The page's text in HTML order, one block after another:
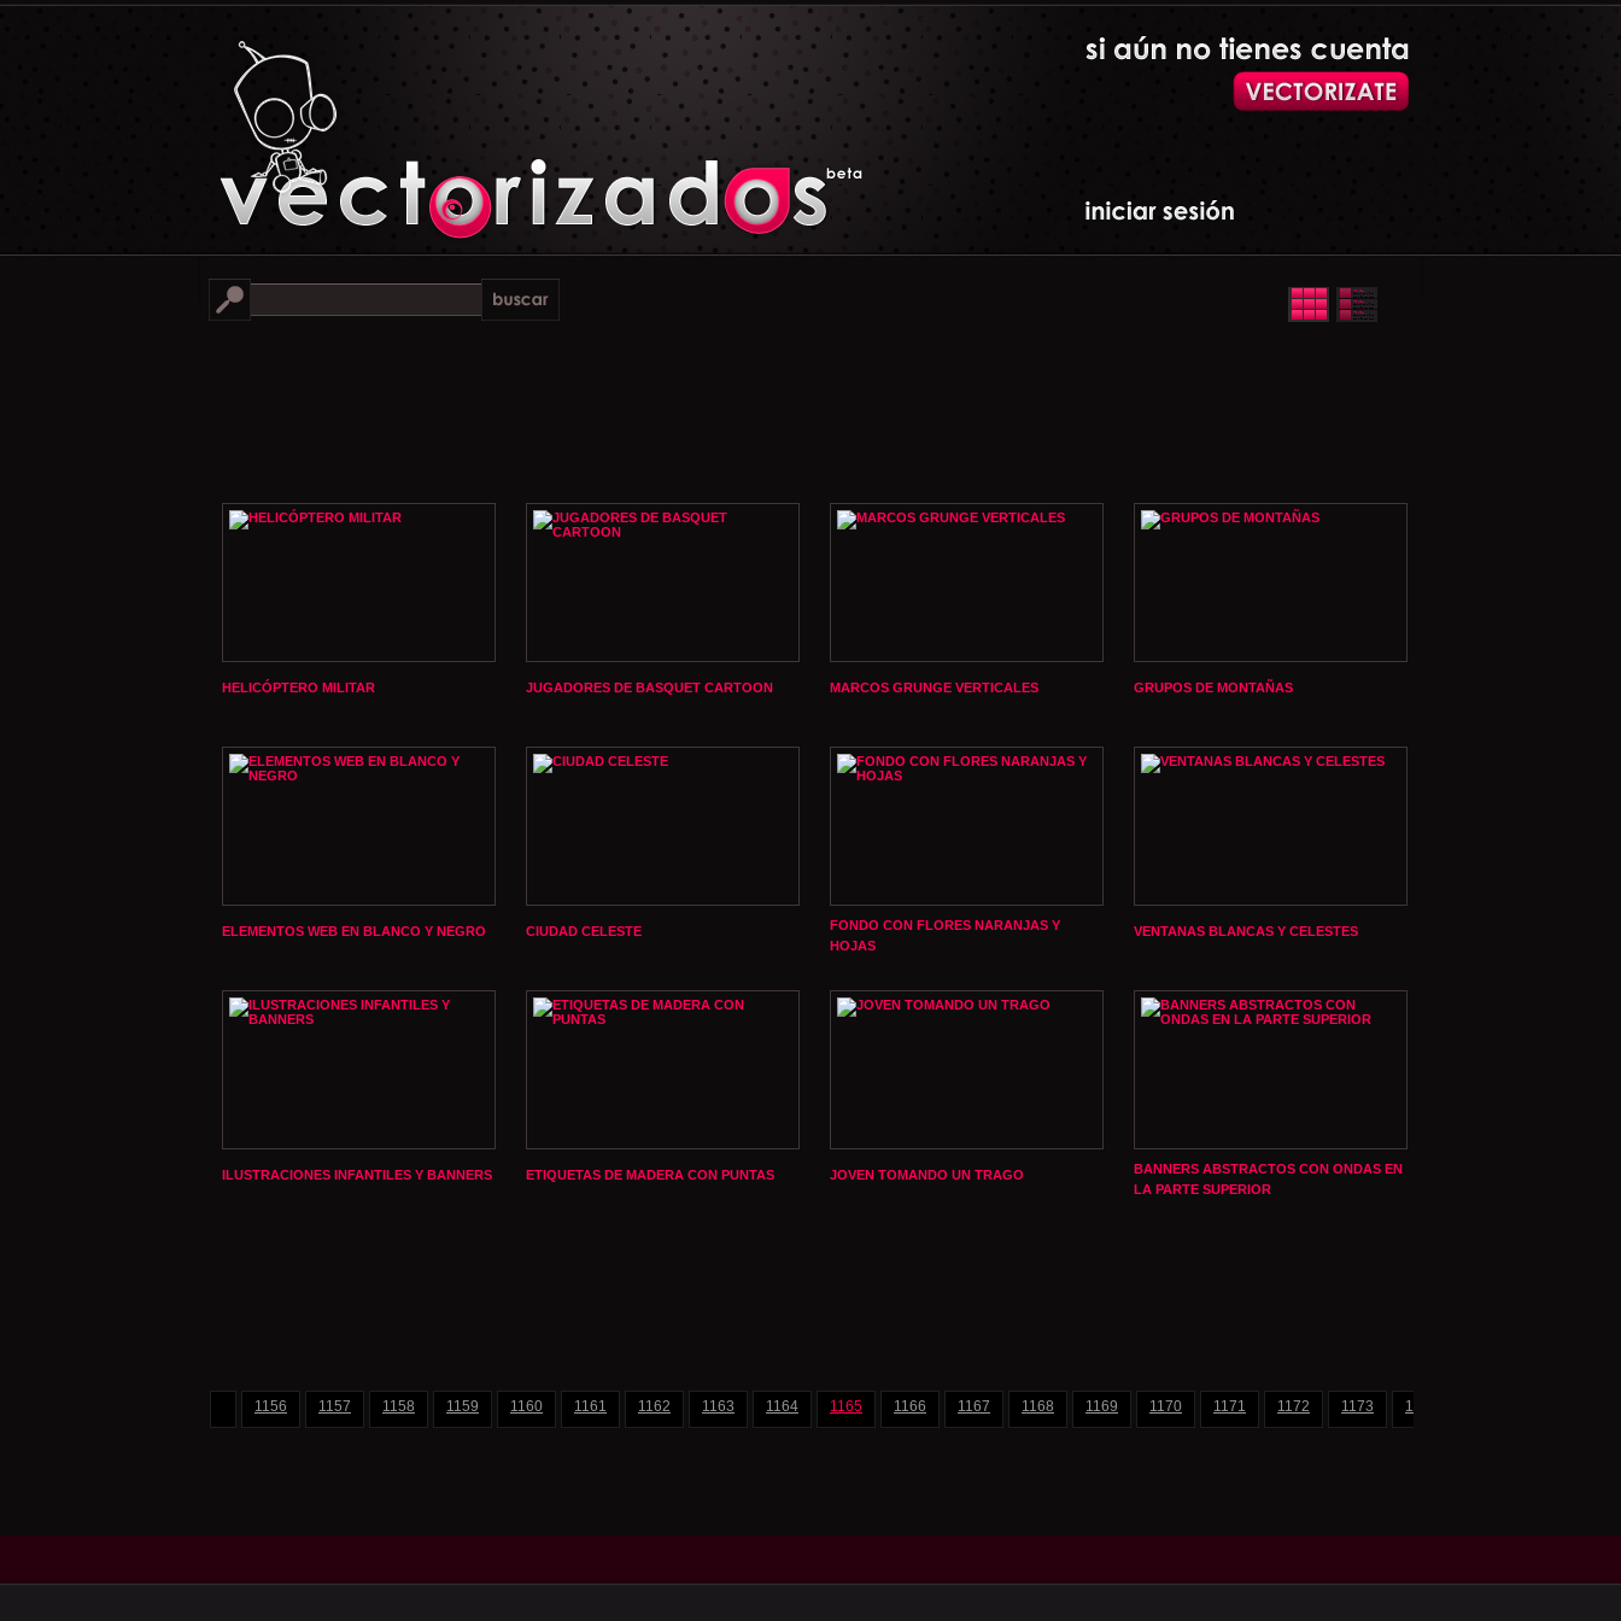
HELICÓPTERO MILITAR JUGADORES DE BASQUET CARTOON MARCOS GRUNGE VERTICALES GRUPOS DE MONTAÑAS
ELEMENTOS WEB EN BLANCO Y NEGRO CIUDAD CELESTE
FONDO CON FLORES NARANJAS Y
HOJAS
VENTANAS BLANCAS Y CELESTES
ILUSTRACIONES INFANTILES Y BANNERS ETIQUETAS DE MADERA CON PUNTAS JOVEN TOMANDO UN TRAGO
BANNERS ABSTRACTOS CON ONDAS EN
LA PARTE SUPERIOR
1156 1157 1158 1159 1160 1161 1162 1163 1164 1165 1166 1167 1168 1169 1170 1171 1172 1173 1174